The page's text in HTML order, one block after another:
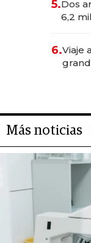
5.Dos
6,2
6.Viaje
Más noticias